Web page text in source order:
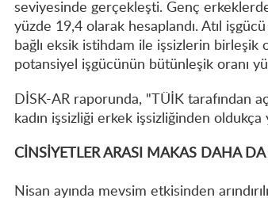
seviyesinde gerçekleşti. Genç
yüzde 19,4 olarak hesaplandı. Atıl
bağlı eksik istihdam ile işsizlerin birleşik
potansiyel işgücünün bütünleşik oranı
DİSK-AR raporunda, "TÜİK tarafından
kadın işsizliği erkek işsizliğinden
CİNSİYETLER ARASI MAKAS DAHA DA
Nisan ayında mevsim etkisinden